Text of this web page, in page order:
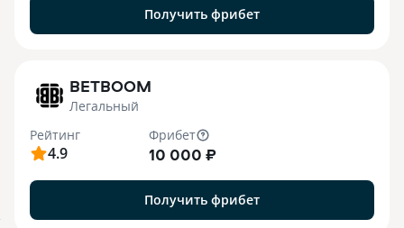
Получить фрибет
BETBOOM
Легальный
Рейтинг
4.9
Фрибет
10 000 ₽
Получить фрибет
.